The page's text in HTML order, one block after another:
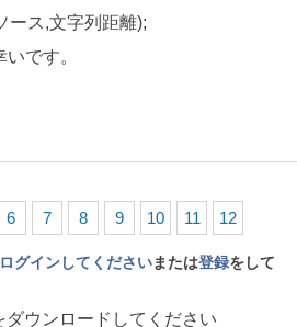
ース,文字列距離);
です。
6 7 8 9 10 11 12
ログインしてくださいまたは登録をして
ダウンロードしてください